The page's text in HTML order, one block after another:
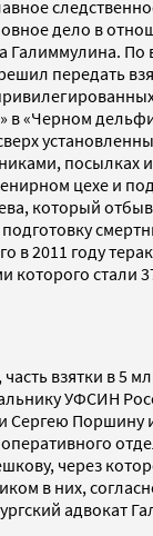
дело в
Галиммулина. По
передать
в «Черном
посылках
цехе и
который
в 2011 году
которого стали
взятки в 5
УФСИН
Сергею Поршину
через
в них,
адвокат